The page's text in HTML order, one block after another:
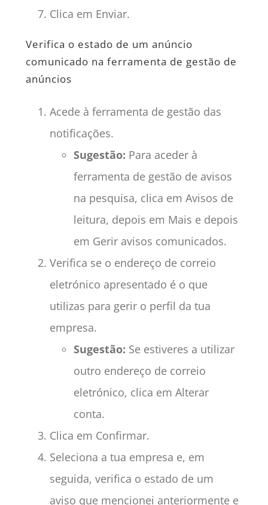
Clica em Enviar.
Verifica o estado de um anúncio
comunicado na ferramenta de gestão de
anúncios
Acede à ferramenta de gestão das
notificações.
Sugestão: Para aceder à
ferramenta de gestão de avisos
na pesquisa, clica em Avisos de
leitura, depois em Mais e depois
em Gerir avisos comunicados.
Verifica se o endereço de correio
eletrónico apresentado é o que
utilizas para gerir o perfil da tua
empresa.
Sugestão: Se estiveres a utilizar
outro endereço de correio
eletrónico, clica em Alterar
conta.
Clica em Confirmar.
Seleciona a tua empresa e, em
seguida, verifica o estado de um
aviso que mencionei anteriormente e